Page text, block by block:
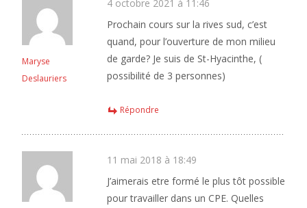
Maryse
Deslauriers
4 octobre 2021 à 11:46
Prochain cours sur la rives sud, c’est
quand, pour l’ouverture de mon milieu
de garde? Je suis de St-Hyacinthe, (
possibilité de 3 personnes)
Répondre
11 mai 2018 à 18:49
J’aimerais etre formé le plus tôt possible
pour travailler dans un CPE. Quelles